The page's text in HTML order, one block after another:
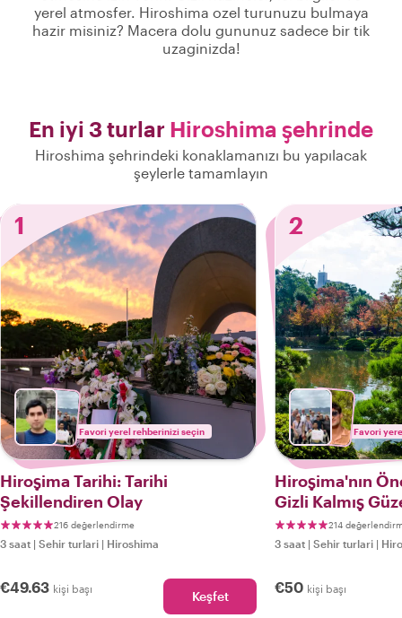
yerel atmosfer. Hiroshima ozel turunuzu bulmaya
hazir misiniz? Macera dolu gununuz sadece bir tik
uzaginizda!
En iyi 3 turlar Hiroshima şehrinde
Hiroshima şehrindeki konaklamanızı bu yapılacak
şeylerle tamamlayın
1
Favori yerel rehberinizi seçin
Hiroşima Tarihi: Tarihi
Şekillendiren Olay
216 değerlendirme
3 saat | Sehir turlari | Hiroshima
€49.63 kişi başı Keşfet
2
Favori
Hiroşima'nın
Gizli Kalmış
214
3 saat | Sehir turlari |
€50 kişi başı